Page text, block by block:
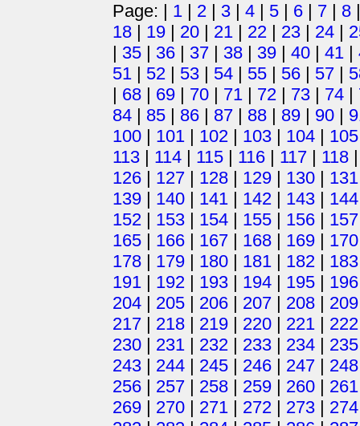
Page: | 1 | 2 | 3 | 4 | 5 | 6 | 7 | 8
18 | 19 | 20 | 21 | 22 | 23 | 24 |
| 35 | 36 | 37 | 38 | 39 | 40 | 41 |
51 | 52 | 53 | 54 | 55 | 56 | 57 |
| 68 | 69 | 70 | 71 | 72 | 73 | 74 |
84 | 85 | 86 | 87 | 88 | 89 | 90 |
100 | 101 | 102 | 103 | 104 | 105
113 | 114 | 115 | 116 | 117 | 118
126 | 127 | 128 | 129 | 130 | 131
139 | 140 | 141 | 142 | 143 | 144
152 | 153 | 154 | 155 | 156 | 157
165 | 166 | 167 | 168 | 169 | 170
178 | 179 | 180 | 181 | 182 | 183
191 | 192 | 193 | 194 | 195 | 196
204 | 205 | 206 | 207 | 208 | 209
217 | 218 | 219 | 220 | 221 | 222
230 | 231 | 232 | 233 | 234 | 235
243 | 244 | 245 | 246 | 247 | 248
256 | 257 | 258 | 259 | 260 | 261
269 | 270 | 271 | 272 | 273 | 274